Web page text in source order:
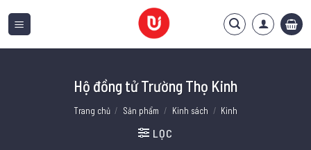
qua
Hộ đồng tử Trường Thọ Kinh
Trang chủ / Sản phẩm / Kinh sách / Kinh
LỌC